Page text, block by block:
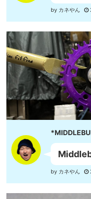
by カネやん
by カネやん